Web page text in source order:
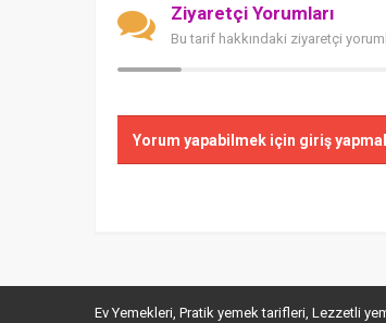
Ziyaretçi Yorumları
Bu tarif hakkındaki ziyaretçi
Yorum yapabilmek için giriş
Ev Yemekleri, Pratik yemek tarifleri, Lezzetli